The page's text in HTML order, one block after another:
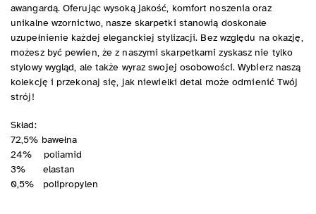
awangardą. Oferując wysoką jakość, komfort noszenia oraz
unikalne wzornictwo, nasze skarpetki stanowią doskonałe
uzupełnienie każdej eleganckiej stylizacji. Bez względu na okazję,
możesz być pewien, że z naszymi skarpetkami zyskasz nie tylko
stylowy wygląd, ale także wyraz swojej osobowości. Wybierz naszą
kolekcję i przekonaj się, jak niewielki detal może odmienić Twój
strój!
Skład:
72,5% bawełna
24% poliamid
3% elastan
0,5% polipropylen